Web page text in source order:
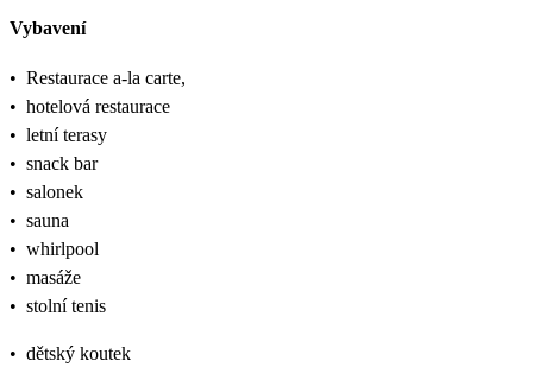
Vybavení
• Restaurace a-la carte,
• hotelová restaurace
• letní terasy
• snack bar
• salonek
• sauna
• whirlpool
• masáže
• stolní tenis
• dětský koutek